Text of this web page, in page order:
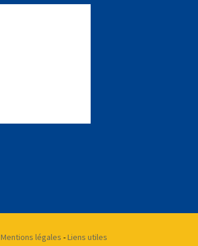
Mentions légales -Liens utiles